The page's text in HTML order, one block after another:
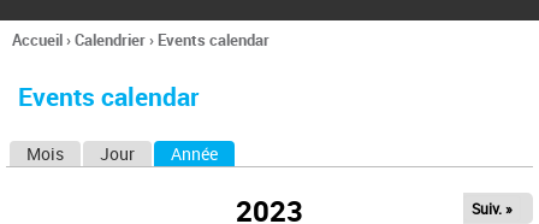
l
h
e
Vous
ici
Accueil›Calendrier› Events calendar
Events calendar
Mois Jour Année
2023 Suiv. »